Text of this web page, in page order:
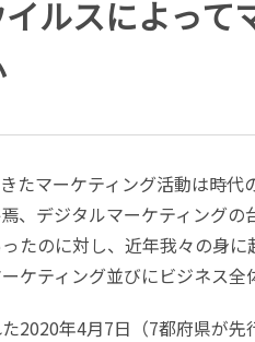
ルスによって
たマーケティング活動は時
、デジタルマーケティング
たのに対し、近年我々の身
ケティング並びにビジネス全
2020年4月7日（7都府県が